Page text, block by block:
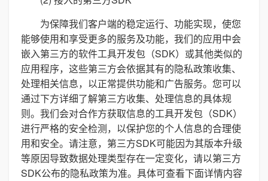
为保障我们客户端的稳定运行、功能实现，使您
能够使用和享受更多的服务及功能，我们的应用中会
嵌入第三方的软件工具开发包（SDK）或其他类似的
应用程序，这些第三方会依据其有的隐私政策收集、
处理相关信息，以正常提供功能和广告服务。您可以
通过下方详细了解第三方收集、处理信息的具体规
则。我们会对合作方获取信息的工具开发包（SDK）
进行严格的安全检测，以保护您的个人信息的合理使
用和安全。请注意，第三方SDK可能因为其版本升级
等原因导致数据处理类型存在一定变化，请以第三方
SDK公布的隐私政策为准。具体可查看下面详情内容